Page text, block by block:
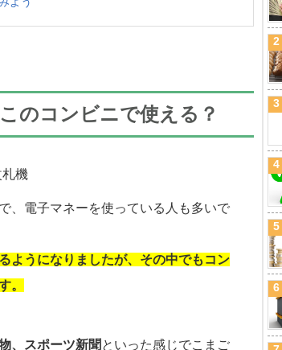
のコンビニで使える？
、電子マネーを使っている人も多いで
ようになりましたが、その中でもコン
。
、スポーツ新聞 といった感じでこまご
2
3
4
5
6